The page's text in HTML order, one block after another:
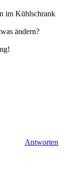
im Kühlschrank
ändern?
Antworten